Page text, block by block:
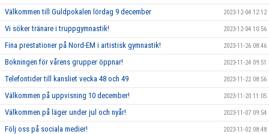
Välkommen till Guldpokalen lördag 9 december 2023-12-04 12:12
Vi söker tränare i truppgymnastik! 2023-12-04 10:56
Fina prestationer på Nord-EM i artistisk gymnastik! 2023-11-26 08:46
Bokningen för vårens grupper öppnar! 2023-11-24 09:51
Telefontider till kansliet vecka 48 och 49 2023-11-22 08:56
Välkommen på uppvisning 10 december! 2023-11-20 11:05
Välkommen på läger under jul och nyår! 2023-11-07 09:54
Följ oss på sociala medier! 2023-11-02 08:48